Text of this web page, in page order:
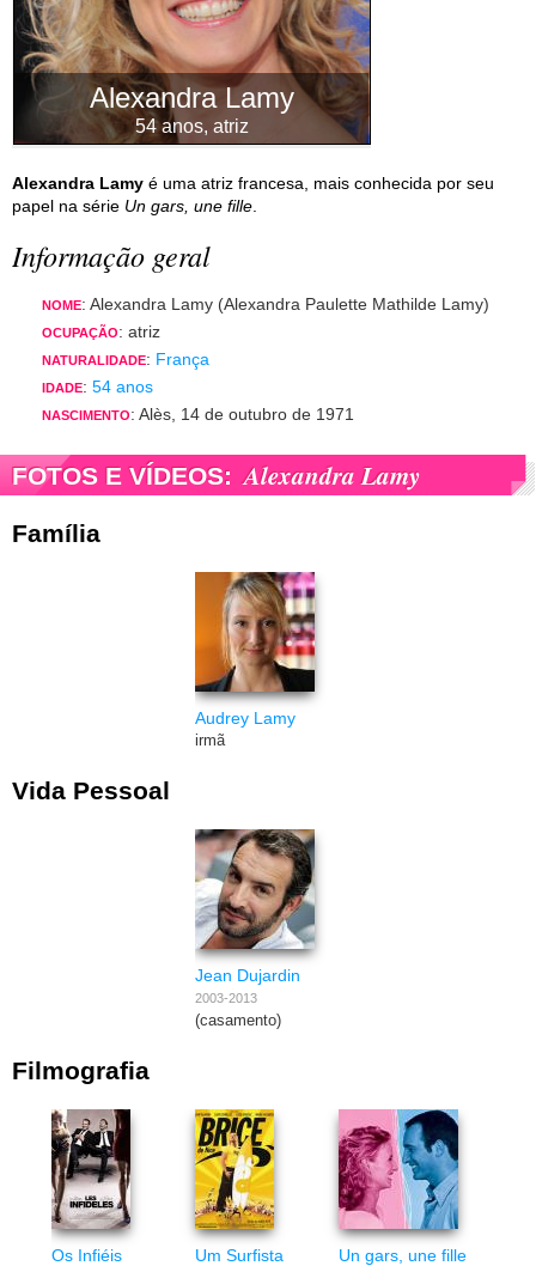
Alexandra Lamy
54 anos, atriz
Alexandra Lamy é uma atriz francesa, mais conhecida por seu
papel na série Un gars, une fille
Informação geral
NOME: Alexandra Lamy (Alexandra Paulette Mathilde Lamy)
OCUPAÇÃO: atriz
NATURALIDADE: França
IDADE: 54 anos
NASCIMENTO: Alès, 14 de outubro de 1971
FOTOS E VÍDEOS: Alexandra Lamy
Família
Audrey Lamy
irmã
Vida Pessoal
Jean Dujardin
2003-2013
(casamento)
Filmografia
Os Infiéis
Um Surfista
Un gars, une fille